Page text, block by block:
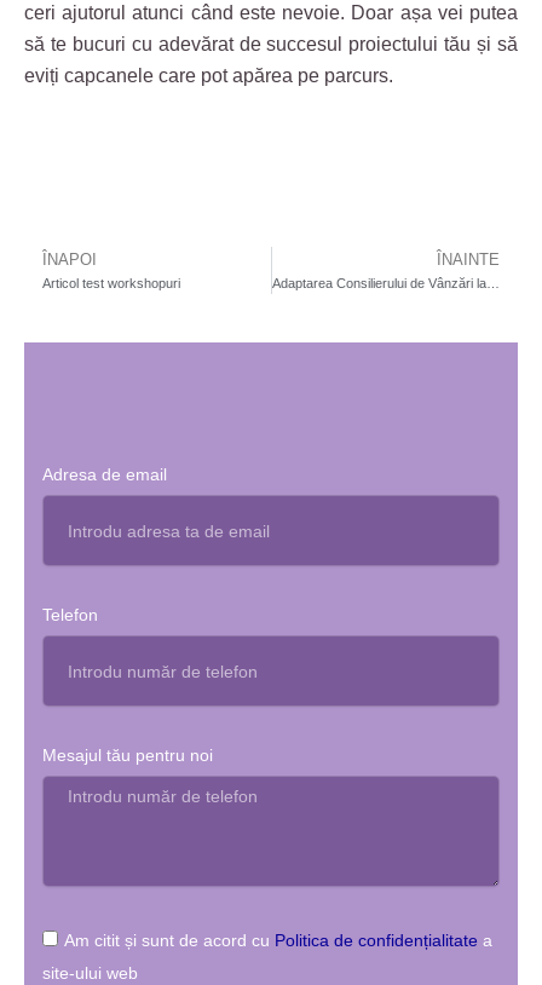
ceri ajutorul atunci când este nevoie. Doar așa vei putea
să te bucuri cu adevărat de succesul proiectului tău și să
eviți capcanele care pot apărea pe parcurs.
Prev
ÎNAPOI
Articol test workshopuri
ÎNAINTE
Adaptarea Consilierului de Vânzări la Evoluția Societății și Schimbările de Mentalitate
Adresa de email
Telefon
Mesajul tău pentru noi
Am citit și sunt de acord cu Politica de confidențialitate a
site-ului web